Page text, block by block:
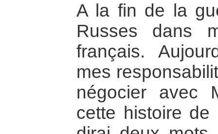
A la fin de la
Russes dans
français.
mes
négocier avec
cette histoire de